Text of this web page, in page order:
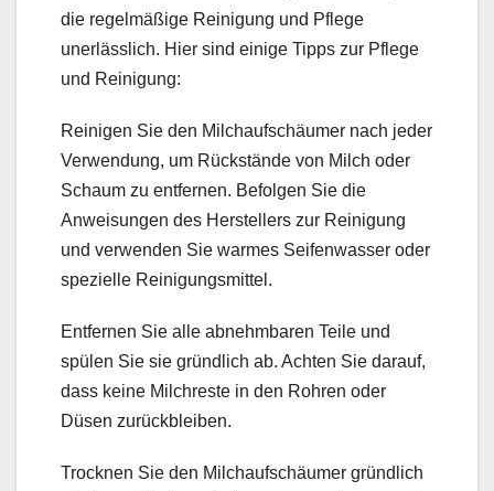
die regelmäßige Reinigung und Pflege
unerlässlich. Hier sind einige Tipps zur Pflege
und Reinigung:
Reinigen Sie den Milchaufschäumer nach jeder
Verwendung, um Rückstände von Milch oder
Schaum zu entfernen. Befolgen Sie die
Anweisungen des Herstellers zur Reinigung
und verwenden Sie warmes Seifenwasser oder
spezielle Reinigungsmittel.
Entfernen Sie alle abnehmbaren Teile und
spülen Sie sie gründlich ab. Achten Sie darauf,
dass keine Milchreste in den Rohren oder
Düsen zurückbleiben.
Trocknen Sie den Milchaufschäumer gründlich